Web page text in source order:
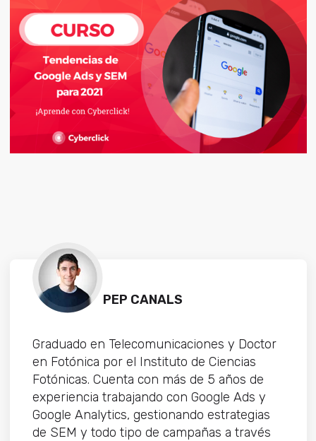
PEP CANALS
Graduado en Telecomunicaciones y Doctor
en Fotónica por el Instituto de Ciencias
Fotónicas. Cuenta con más de 5 años de
experiencia trabajando con Google Ads y
Google Analytics, gestionando estrategias
de SEM y todo tipo de campañas a través